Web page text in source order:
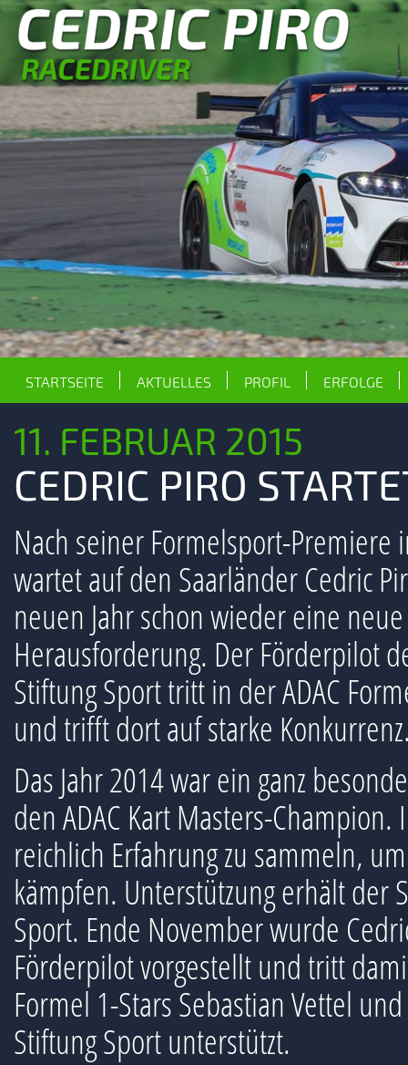
STARTSEITE AKTUELLES PROFIL ERFOLGE
11. FEBRUAR 2015
CEDRIC PIRO
Nach seiner Formelsport-Premiere
wartet auf den Saarländer Cedric
neuen Jahr schon wieder eine neue
Herausforderung. Der Förderpilot
Stiftung Sport tritt in der ADAC
und trifft dort auf starke
Das Jahr 2014 war ein ganz
den ADAC Kart Masters-
reichlich Erfahrung zu sammeln,
kämpfen. Unterstützung erhält der
Sport. Ende November wurde
Förderpilot vorgestellt und tritt
Formel 1-Stars Sebastian Vettel
Stiftung Sport unterstützt.